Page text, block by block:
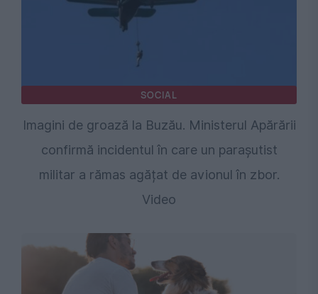
SOCIAL
Imagini de groază la Buzău. Ministerul Apărării
confirmă incidentul în care un parașutist
militar a rămas agățat de avionul în zbor.
Video